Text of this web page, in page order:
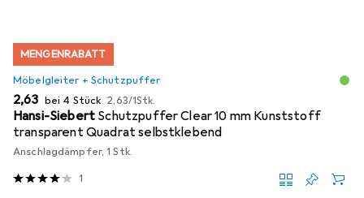
MENGENRABATT
Möbelgleiter + Schutzpuffer
EUR
2,63 bei 4 Stück EUR
2,63/1Stk.
Hansi-Siebert Schutzpuffer Clear 10 mm Kunststoff
transparent Quadrat selbstklebend
Anschlagdämpfer, 1 Stk.
1